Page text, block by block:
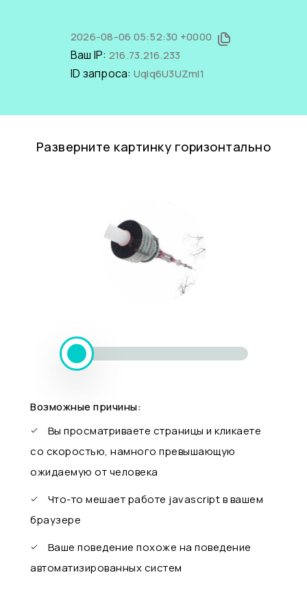
2026-08-06 05:52:30 +0000
Ваш IP: 216.73.216.233
ID запроса: UqIq6U3UZmI1
Разверните картинку горизонтально
Возможные причины:
Вы просматриваете страницы и кликаете
со скоростью, намного превышающую
ожидаемую от человека
Что-то мешает работе javascript в вашем
браузере
Ваше поведение похоже на поведение
автоматизированных систем